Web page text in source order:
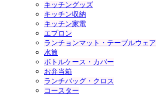
キッチングッズ
キッチン収納
キッチン家電
エプロン
ランチョンマット・テーブルウェア
水筒
ボトルケース・カバー
お弁当箱
ランチバッグ・クロス
コースター